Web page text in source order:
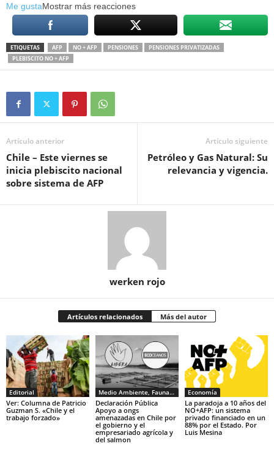
Me gustaMostrar más reacciones
ETIQUETAS AFP NO + AFP PENSIONES
PENSIONES PRIVATIZADAS
PLEBISCITO NO + AFP
Artículo anterior
Chile – Este viernes se
inicia plebiscito nacional
sobre sistema de AFP
Artículo siguiente
Petróleo y Gas Natural: Su
relevancia y vigencia.
werken rojo
Artículos relacionados Más del autor
Editorial
Ver: Columna de Patricio
Guzman S. «Chile y el
trabajo forzado»
Medio Ambiente, Fauna y Sociedad
Declaración Pública
Apoyo a ongs
amenazadas en Chile por
el gobierno y el
empresariado agrícola y
del salmon
Economía
La paradoja a 10 años del
NO+AFP: un sistema
privado financiado en un
88% por el Estado. Por
Luis Mesina